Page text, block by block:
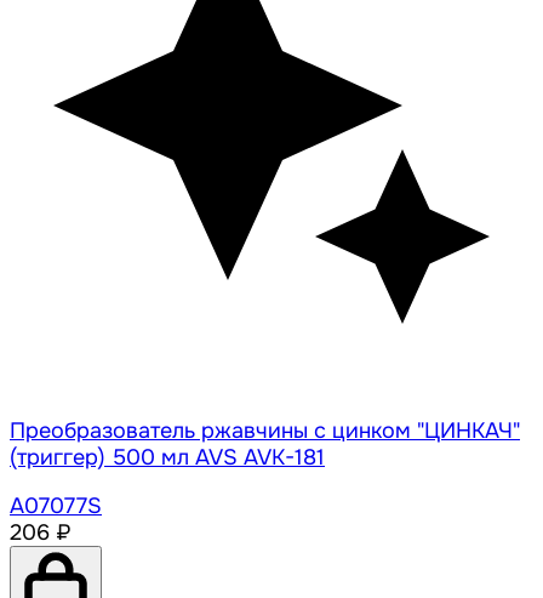
Преобразователь ржавчины с цинком "ЦИНКАЧ"
(триггер) 500 мл AVS AVK-181
A07077S
206 ₽